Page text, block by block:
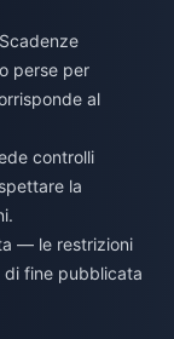
Scadenze
perse per
al
controlli
la
— le restrizioni
di fine pubblicata